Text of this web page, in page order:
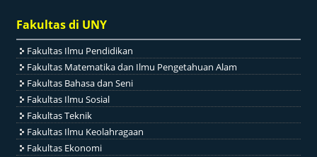
Fakultas di UNY
Fakultas Ilmu Pendidikan
Fakultas Matematika dan Ilmu Pengetahuan Alam
Fakultas Bahasa dan Seni
Fakultas Ilmu Sosial
Fakultas Teknik
Fakultas Ilmu Keolahragaan
Fakultas Ekonomi